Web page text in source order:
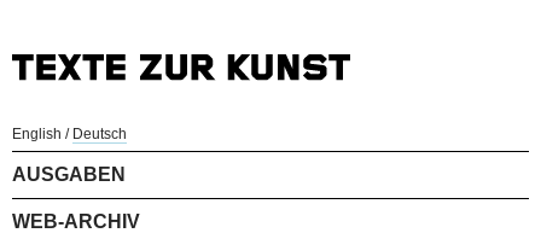
English / Deutsch
AUSGABEN
WEB-ARCHIV